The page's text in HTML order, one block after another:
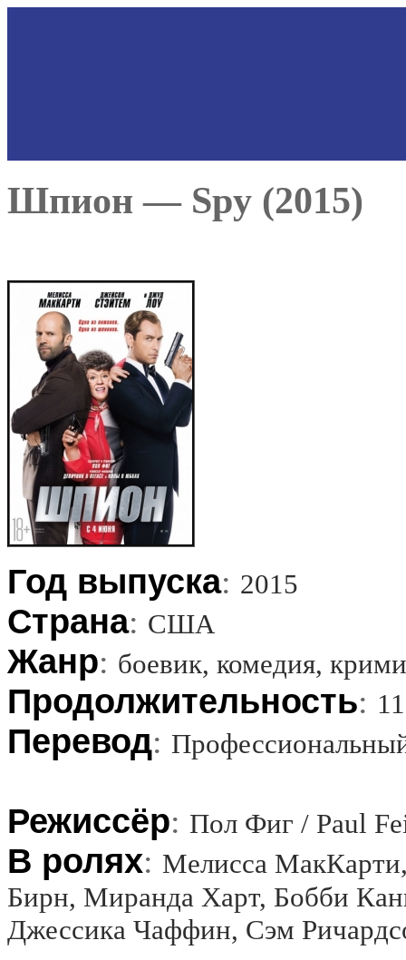
Шпион — Spy (2015)
Год выпуска: 2015
Страна: США
Жанр: боевик, комедия,
Продолжительность:
Перевод:
Режиссёр: Пол Фиг / Paul
В ролях: Мелисса
Бирн, Миранда Харт, Бобби
Джессика Чаффин, Сэм